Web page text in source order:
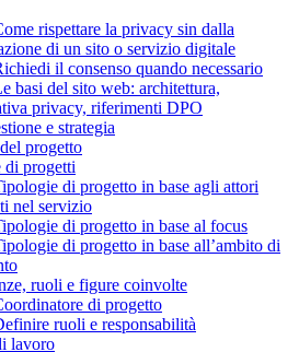
rispettare la privacy sin dalla
di un sito o servizio digitale
il consenso quando necessario
basi del sito web: architettura,
privacy, riferimenti DPO
e strategia
progetto
di progetti
di progetto in base agli attori
nel servizio
di progetto in base al focus
di progetto in base all’ambito di
ruoli e figure coinvolte
di progetto
ruoli e responsabilità
lavoro